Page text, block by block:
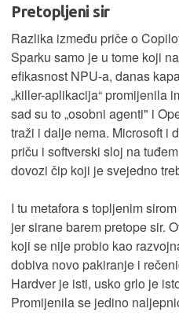
Pretopljeni sir
Razlika između priče o
Sparku samo je u tome koji
efikasnost NPU-a, danas
„killer-aplikacija“ promijenila
sad su to „osobni agenti" i
traži i dalje nema. Microsoft i
priču i softverski sloj na
dovozi čip koji je svejedno
I tu metafora s topljenim
jer sirane barem pretope sir.
koji se nije probio kao
dobiva novo pakiranje i
Hardver je isti, usko grlo je
Promijenila se jedino